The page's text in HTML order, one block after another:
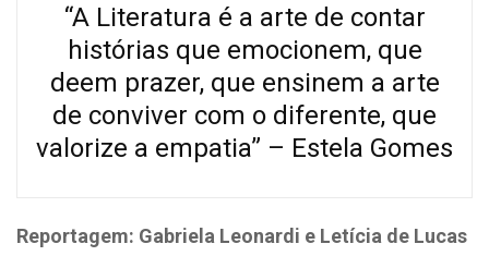
“A Literatura é a arte de contar
histórias que emocionem, que
deem prazer, que ensinem a arte
de conviver com o diferente, que
valorize a empatia” – Estela Gomes
Reportagem: Gabriela Leonardi e Letícia de Lucas